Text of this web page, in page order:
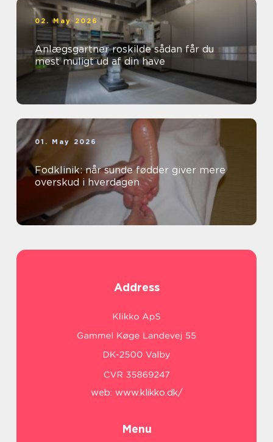
02. May 2026
Anlægsgartner roskilde sådan får du
mest muligt ud af din have
01. May 2026
Fodklinik: når sunde fødder giver mere
overskud i hverdagen
Address
web: www.klikko.dk/
Menu